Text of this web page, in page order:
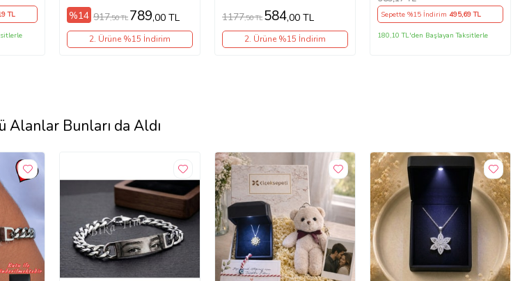
TL %14 917,50 TL 789,00 TL
2. Ürüne %15 İndirim
1177,50 TL 584,00 TL
2. Ürüne %15 İndirim
Sepette %15 İndirim 495,69 TL
180,10 TL'den Başlayan Taksitlerle
Alanlar Bunları da Aldı